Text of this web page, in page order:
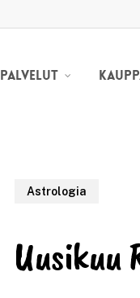
Palvelut
Astrologia
Uusikuu